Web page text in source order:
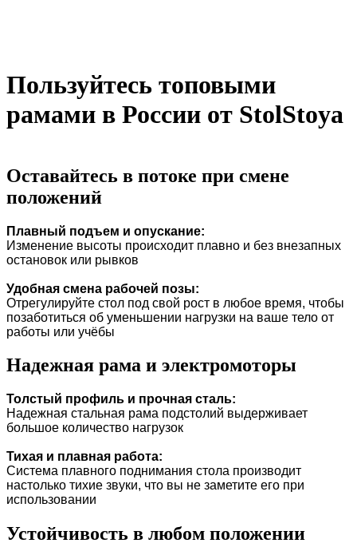
Пользуйтесь топовыми
рамами в России от StolStoya
Оставайтесь в потоке при смене
положений
Плавный подъем и опускание:
Изменение высоты происходит плавно и без внезапных
остановок или рывков
Удобная смена рабочей позы:
Отрегулируйте стол под свой рост в любое время, чтобы
позаботиться об уменьшении нагрузки на ваше тело от
работы или учёбы
Надежная рама и электромоторы
Толстый профиль и прочная сталь:
Надежная стальная рама подстолий выдерживает
большое количество нагрузок
Тихая и плавная работа:
Система плавного поднимания стола производит
настолько тихие звуки, что вы не заметите его при
использовании
Устойчивость в любом положении